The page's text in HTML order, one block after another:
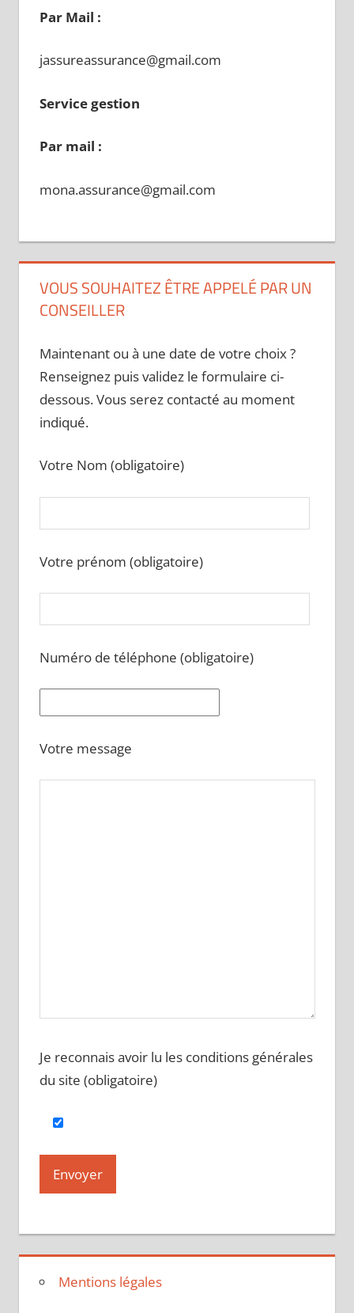
Par Mail :
jassureassurance@gmail.com
Service gestion
Par mail :
mona.assurance@gmail.com
VOUS SOUHAITEZ ÊTRE APPELÉ PAR UN
CONSEILLER
Maintenant ou à une date de votre choix ?
Renseignez puis validez le formulaire ci-
dessous. Vous serez contacté au moment
indiqué.
Votre Nom (obligatoire)
Votre prénom (obligatoire)
Numéro de téléphone (obligatoire)
Votre message
Je reconnais avoir lu les conditions générales
du site (obligatoire)
Mentions légales